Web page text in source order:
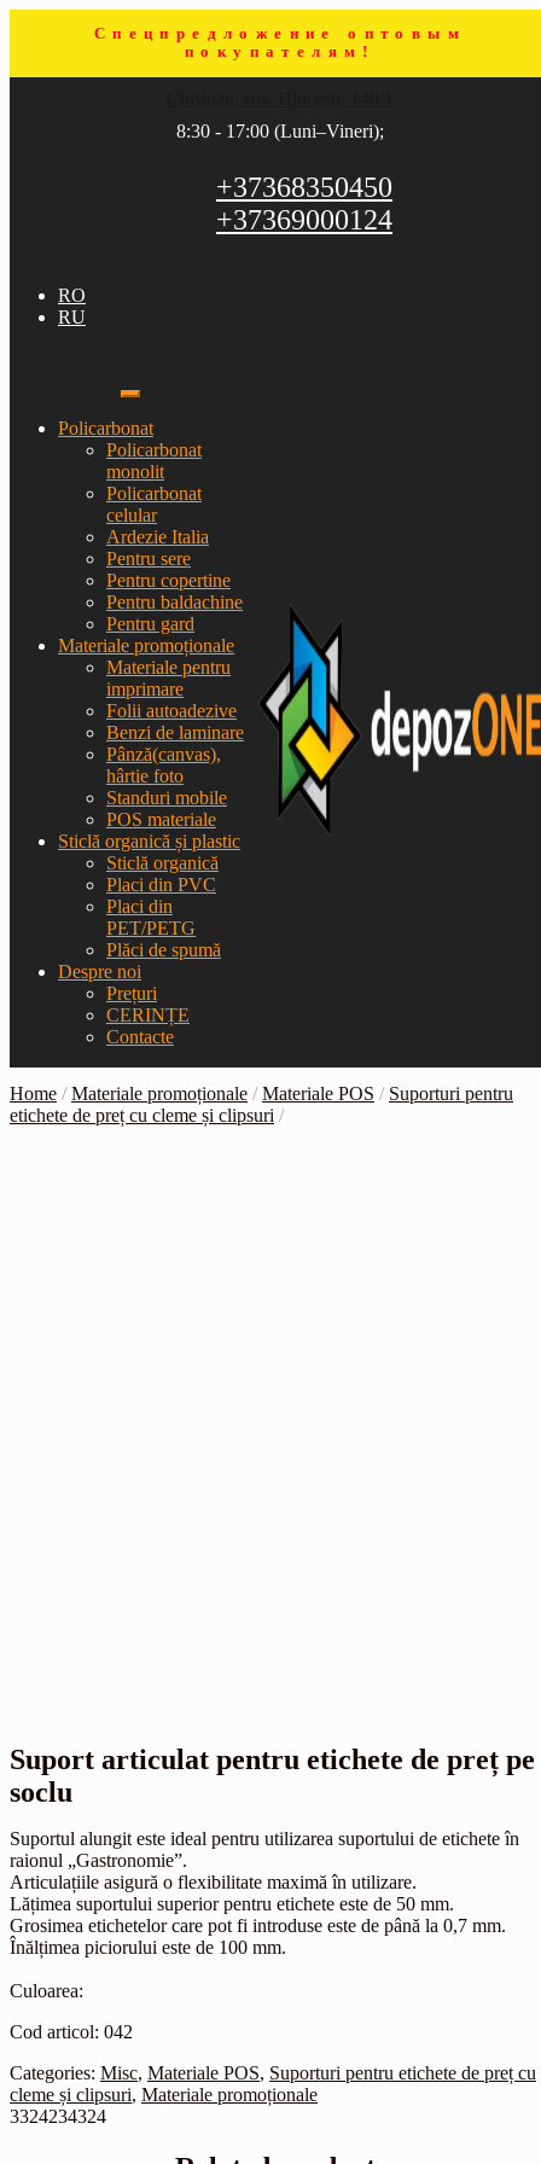
Спецпредложение оптовым
покупателям!
8:30 - 17:00 (Luni–Vineri);
+37368350450
+37369000124
RO
RU
Policarbonat
Policarbonat
monolit
Policarbonat
celular
Ardezie Italia
Pentru sere
Pentru copertine
Pentru baldachine
Pentru gard
Materiale promoționale
Materiale pentru
imprimare
Folii autoadezive
Benzi de laminare
Pânză(canvas),
hârtie foto
Standuri mobile
POS materiale
Sticlă organică și plastic
Sticlă organică
Placi din PVC
Placi din
PET/PETG
Plăci de spumă
Despre noi
Prețuri
CERINȚE
Contacte
Home /Materiale promoționale /Materiale POS / Suporturi pentru
etichete de preț cu cleme și clipsuri /
Suport articulat pentru etichete de preț pe
soclu
Suportul alungit este ideal pentru utilizarea suportului de etichete în
raionul „Gastronomie”.
Articulațiile asigură o flexibilitate maximă în utilizare.
Lățimea suportului superior pentru etichete este de 50 mm.
Grosimea etichetelor care pot fi introduse este de până la 0,7 mm.
Înălțimea piciorului este de 100 mm.
Culoarea:
Cod articol: 042
Categories: Misc, Materiale POS, Suporturi pentru etichete de preț cu
cleme și clipsuri, Materiale promoționale
3324234324